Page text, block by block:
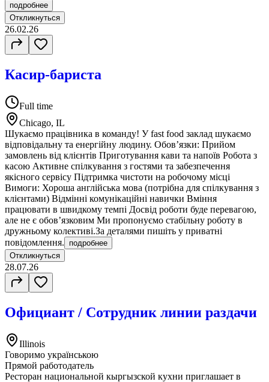
подробнее
Откликнуться
26.02.26
Касир-бариста
Full time
Chicago, IL
Шукаємо працівника в команду! У fast food заклад шукаємо
відповідальну та енергійну людину. Обов’язки: Прийом
замовлень від клієнтів Приготування кави та напоїв Робота з
касою Активне спілкування з гостями та забезпечення
якісного сервісу Підтримка чистоти на робочому місці
Вимоги: Хороша англійська мова (потрібна для спілкування з
клієнтами) Відмінні комунікаційні навички Вміння
працювати в швидкому темпі Досвід роботи буде перевагою,
але не є обов’язковим Ми пропонуємо стабільну роботу в
дружньому колективі.За деталями пишіть у приватні
повідомлення.
подробнее
Откликнуться
28.07.26
Официант / Сотрудник линии раздачи
Illinois
Говоримо українською
Прямой работодатель
Ресторан национальной кыргызской кухни приглашает в